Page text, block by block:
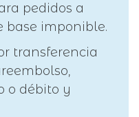
pedidos a
base imponible.
transferencia
o débito y